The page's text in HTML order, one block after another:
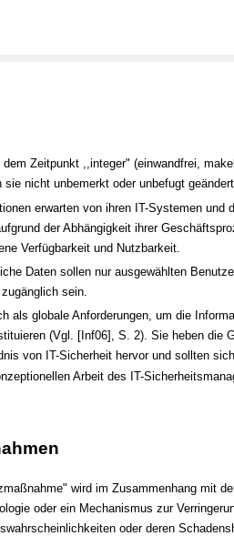
dem Zeitpunkt ,,integer" (einwandfrei,
sie nicht unbemerkt oder unbefugt
erwarten von ihren IT-Systemen und
der Abhängigkeit ihrer
Verfügbarkeit und Nutzbarkeit.
Daten sollen nur ausgewählten
sein.
als globale Anforderungen, um die
(Vgl. [Inf06], S. 2). Sie heben die
von IT-Sicherheit hervor und sollten
Arbeit des IT-
wird im Zusammenhang mit
oder ein Mechanismus zur
oder deren